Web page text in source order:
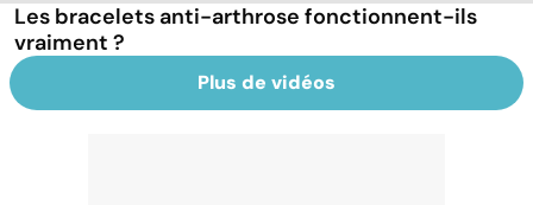
Les bracelets anti-arthrose fonctionnent-ils
vraiment ?
Plus de vidéos